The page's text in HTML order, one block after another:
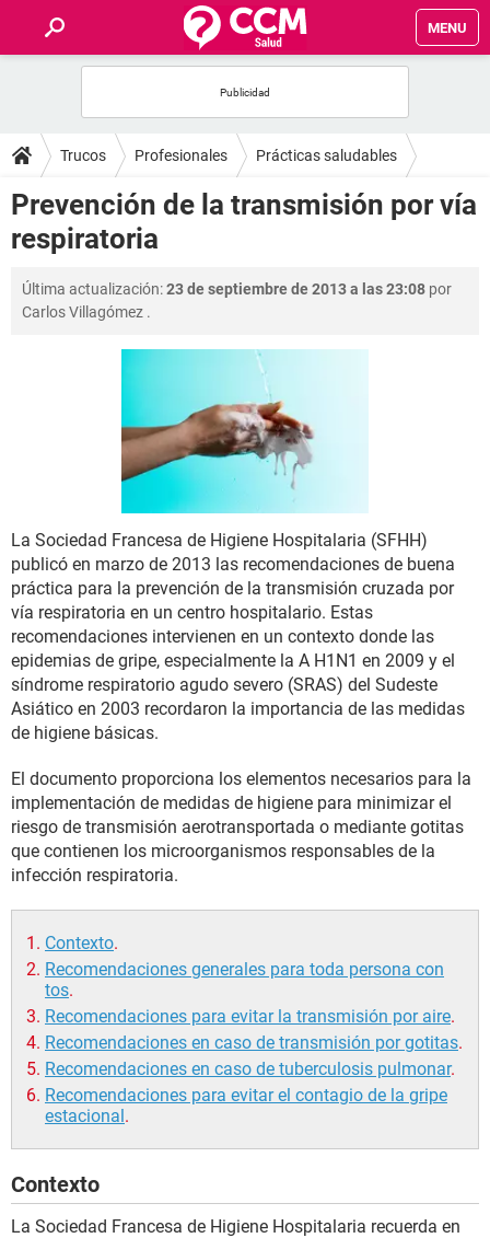
MENU
FOROS
SALUD
FAMILIA
NUTRICIÓN
Trucos Profesionales Prácticas saludables
Prevención de la transmisión por vía
respiratoria
Última actualización:23 de septiembre de 2013 a las 23:08 por
Carlos Villagómez .
La Sociedad Francesa de Higiene Hospitalaria (SFHH)
publicó en marzo de 2013 las recomendaciones de buena
práctica para la prevención de la transmisión cruzada por
vía respiratoria en un centro hospitalario. Estas
recomendaciones intervienen en un contexto donde las
epidemias de gripe, especialmente la A H1N1 en 2009 y el
síndrome respiratorio agudo severo (SRAS) del Sudeste
Asiático en 2003 recordaron la importancia de las medidas
de higiene básicas.
El documento proporciona los elementos necesarios para la
implementación de medidas de higiene para minimizar el
riesgo de transmisión aerotransportada o mediante gotitas
que contienen los microorganismos responsables de la
infección respiratoria.
Contexto.
Recomendaciones generales para toda persona con
tos.
Recomendaciones para evitar la transmisión por aire.
Recomendaciones en caso de transmisión por gotitas.
Recomendaciones en caso de tuberculosis pulmonar.
Recomendaciones para evitar el contagio de la gripe
estacional.
Contexto
La Sociedad Francesa de Higiene Hospitalaria recuerda en